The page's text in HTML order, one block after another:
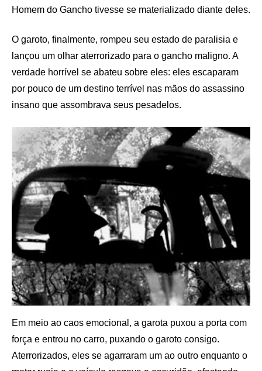
Homem do Gancho tivesse se materializado diante deles.
O garoto, finalmente, rompeu seu estado de paralisia e
lançou um olhar aterrorizado para o gancho maligno. A
verdade horrível se abateu sobre eles: eles escaparam
por pouco de um destino terrível nas mãos do assassino
insano que assombrava seus pesadelos.
Em meio ao caos emocional, a garota puxou a porta com
força e entrou no carro, puxando o garoto consigo.
Aterrorizados, eles se agarraram um ao outro enquanto o